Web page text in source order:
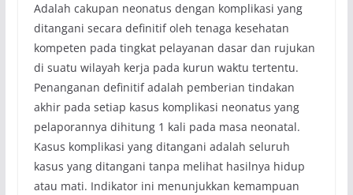
Adalah cakupan neonatus dengan komplikasi yang
ditangani secara definitif oleh tenaga kesehatan
kompeten pada tingkat pelayanan dasar dan rujukan
di suatu wilayah kerja pada kurun waktu tertentu.
Penanganan definitif adalah pemberian tindakan
akhir pada setiap kasus komplikasi neonatus yang
pelaporannya dihitung 1 kali pada masa neonatal.
Kasus komplikasi yang ditangani adalah seluruh
kasus yang ditangani tanpa melihat hasilnya hidup
atau mati. Indikator ini menunjukkan kemampuan